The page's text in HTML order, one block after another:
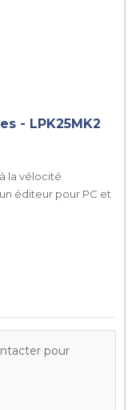
- LPK25MK2
la vélocité
éditeur pour PC et
pour